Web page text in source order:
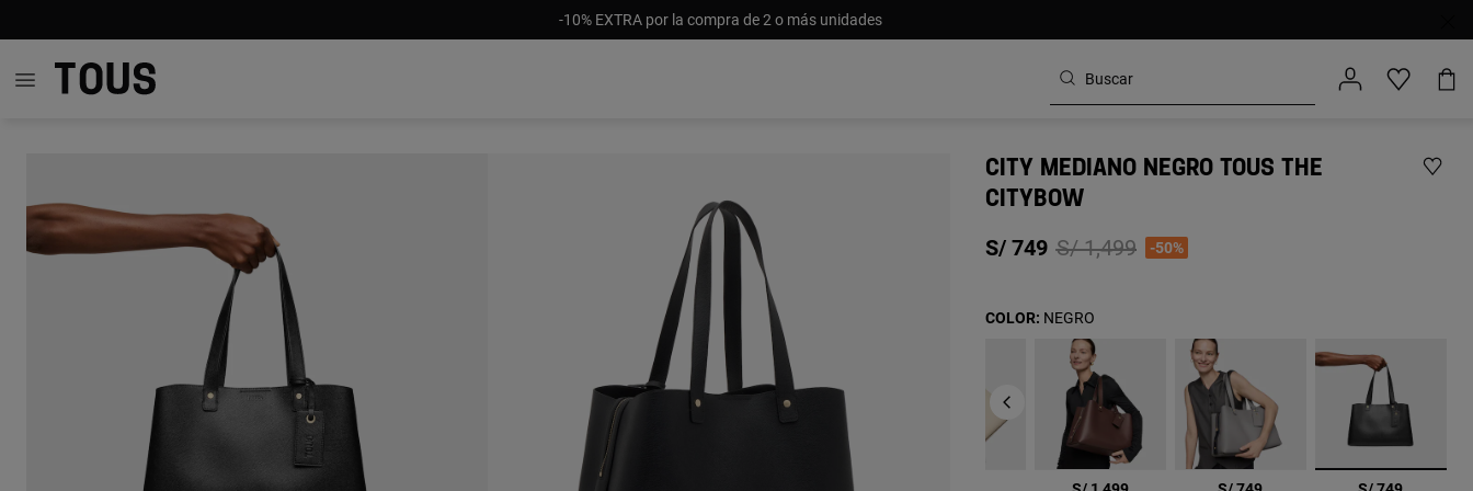
-10% EXTRA por la compra de 2 o más unidades
CITY MEDIANO NEGRO TOUS THE
CITYBOW
S/ 749 Price reduced from
S/ 1,499to-50%
COLOR: NEGRO